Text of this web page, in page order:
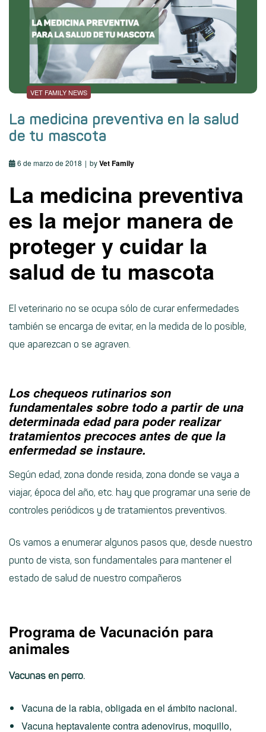
VET FAMILY NEWS
La medicina preventiva en la salud
de tu mascota
6 de marzo de 2018 byVet Family
La medicina preventiva
es la mejor manera de
proteger y cuidar la
salud de tu mascota
El veterinario no se ocupa sólo de curar enfermedades
también se encarga de evitar, en la medida de lo posible,
que aparezcan o se agraven.
Los chequeos rutinarios son
fundamentales sobre todo a partir de una
determinada edad para poder realizar
tratamientos precoces antes de que la
enfermedad se instaure.
Según edad, zona donde resida, zona donde se vaya a
viajar, época del año, etc. hay que programar una serie de
controles periódicos y de tratamientos preventivos.
Os vamos a enumerar algunos pasos que, desde nuestro
punto de vista, son fundamentales para mantener el
estado de salud de nuestro compañeros
Programa de Vacunación para
animales
Vacunas en perro.
Vacuna de la rabia, obligada en el ámbito nacional.
Vacuna heptavalente contra adenovirus, moquillo,